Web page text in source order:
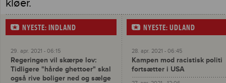
kløer.
NYESTE: INDLAND
29. apr. 2021 - 06:15
Regeringen vil skærpe lov:
Tidligere "hårde ghettoer" skal
også rive boliger ned og sælge
NYESTE: UDLAND
28. apr. 2021 - 06:45
Kampen mod racistisk politi
fortsætter i USA